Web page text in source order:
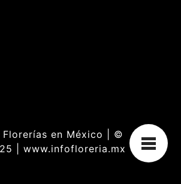
en México | ©
| www.infofloreria.mx